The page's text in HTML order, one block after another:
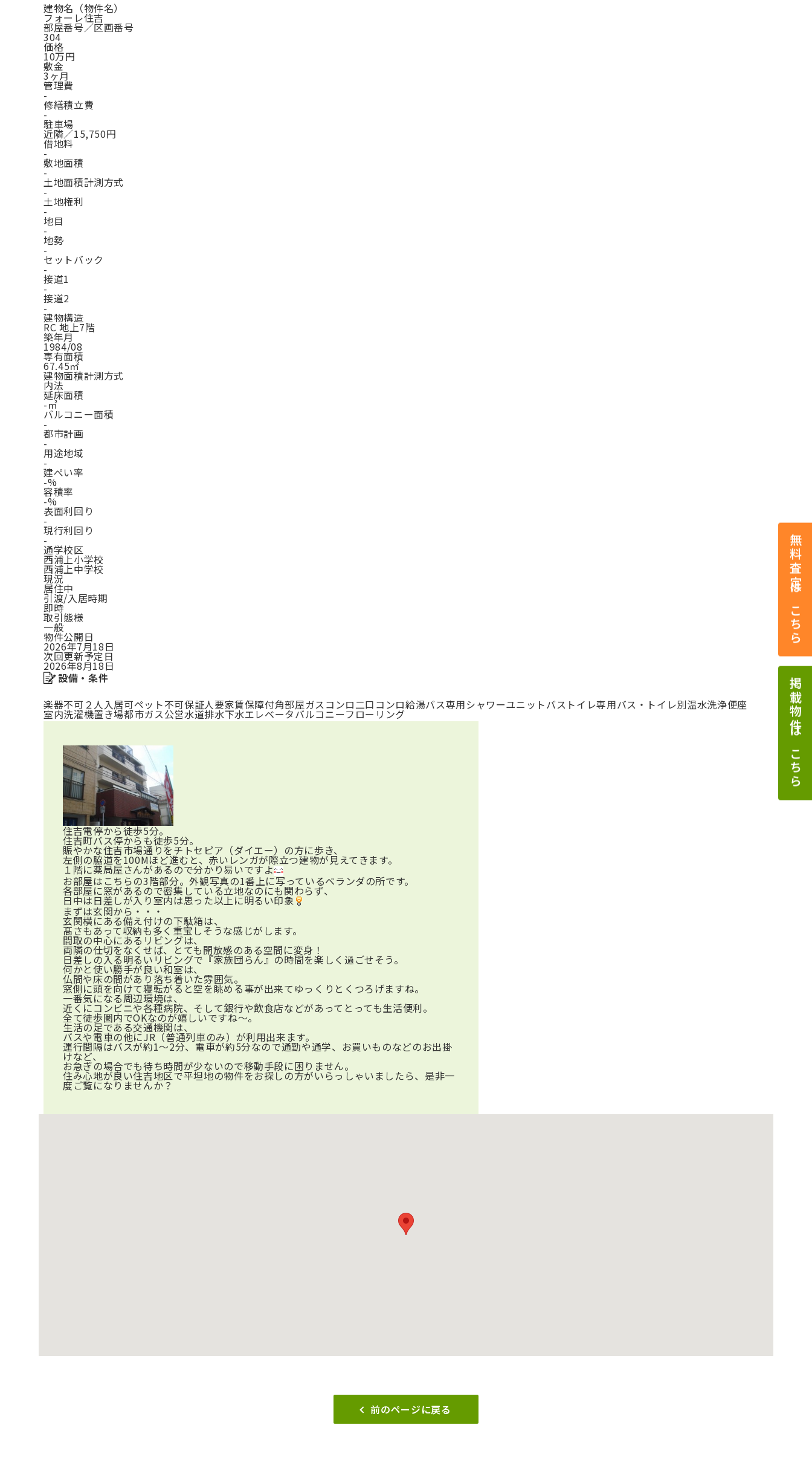
無料査定はこちら
掲載物件はこちら
建物名（物件名）
フォーレ住吉
部屋番号／区画番号
304
価格
10万円
敷金
3ヶ月
管理費
-
修繕積立費
-
駐車場
近隣／15,750円
借地料
-
敷地面積
-
土地面積計測方式
-
土地権利
-
地目
-
地勢
-
セットバック
-
接道1
-
接道2
-
建物構造
RC 地上7階
築年月
1984/08
専有面積
67.45㎡
建物面積計測方式
内法
延床面積
-㎡
バルコニー面積
-
都市計画
-
用途地域
-
建ぺい率
-%
容積率
-%
表面利回り
-
現行利回り
-
通学校区
西浦上小学校
西浦上中学校
現況
居住中
引渡/入居時期
即時
取引態様
一般
物件公開日
2026年7月18日
次回更新予定日
2026年8月18日
設備・条件
楽器不可 ２人入居可ペット不可保証人要家賃保障付角部屋ガスコンロ二口コンロ給湯バス専用シャワーユニットバス トイレ専用バス・トイレ別温水洗浄便座
室内洗濯機置き場都市ガス公営水道排水下水エレベータバルコニーフローリング
住吉電停から徒歩5分。
住吉町バス停からも徒歩5分。
賑やかな住吉市場通りをチトセピア（ダイエー）の方に歩き、
左側の脇道を100Mほど進むと、赤いレンガが際立つ建物が見えてきます。
１階に薬局屋さんがあるので分かり易いですよ
お部屋はこちらの3階部分。外観写真の1番上に写っているベランダの所です。
各部屋に窓があるので密集している立地なのにも関わらず、
日中は日差しが入り室内は思った以上に明るい印象
まずは玄関から・・・
玄関横にある備え付けの下駄箱は、
髙さもあって収納も多く重宝しそうな感じがします。
間取の中心にあるリビングは、
両隣の仕切をなくせば、とても開放感のある空間に変身！
日差しの入る明るいリビングで『家族団らん』の時間を楽しく過ごせそう。
何かと使い勝手が良い和室は、
仏間や床の間があり落ち着いた雰囲気。
窓側に頭を向けて寝転がると空を眺める事が出来てゆっくりとくつろげますね。
一番気になる周辺環境は、
近くにコンビニや各種病院、そして銀行や飲食店などがあってとっても生活便利。
全て徒歩圏内でOKなのが嬉しいですね～。
生活の足である交通機関は、
バスや電車の他にJR（普通列車のみ）が利用出来ます。
運行間隔はバスが約1～2分、電車が約5分なので通勤や通学、お買いものなどのお出掛
けなど、
お急ぎの場合でも待ち時間が少ないので移動手段に困りません。
住み心地が良い住吉地区で平坦地の物件をお探しの方がいらっしゃいましたら、是非一
度ご覧になりませんか？
前のページに戻る